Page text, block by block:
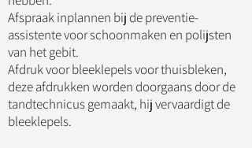
Afspraak inplannen bij de preventie-
assistente voor schoonmaken en polijsten
van het gebit.
Afdruk voor bleeklepels voor thuisbleken,
deze afdrukken worden doorgaans door de
tandtechnicus gemaakt, hij vervaardigt de
bleeklepels.